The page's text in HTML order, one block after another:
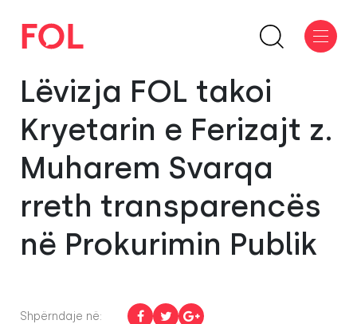
Lëvizja FOL takoi
Kryetarin e Ferizajt z.
Muharem Svarqa
rreth transparencës
në Prokurimin Publik
Shpërndaje në: